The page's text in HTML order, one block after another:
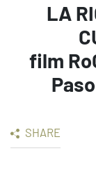
LA
film
SHARE